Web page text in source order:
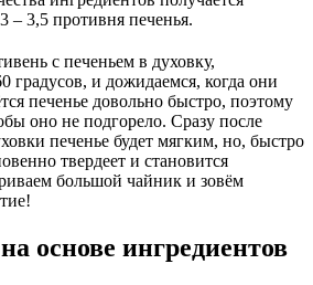
– 3,5 противня печенья.
с печеньем в духовку,
градусов, и дожидаемся, когда они
печенье довольно быстро, поэтому
оно не подгорело. Сразу после
печенье будет мягким, но, быстро
твердеет и становится
большой чайник и зовём
основе ингредиентов